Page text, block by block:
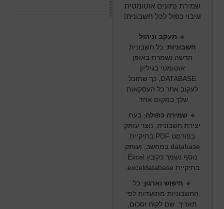
שמירת נתונים אוטומטית
וגיבוי כפול לכל חשבונית!
🔹 מעקב וניהול
חשבוניות: כל חשבונית
חדשה נשמרת באופן
אוטומטי בגיליון
DATABASE, כך שתוכל
לעקוב אחר כל העסקאות
שלך במקום אחד.
🔹שמירה כפולה: בעת
יצירת חשבונית, נוצר עותק
בפורמט PDF בתיקיית
database במחשב, ועותק
נוסף נשמר כקובץ Excel
בתיקיית exceldatabase
🔹 חיפוש וארגון: כל
החשבוניות מתועדות לפי
תאריך, שם לקוח וסכום,